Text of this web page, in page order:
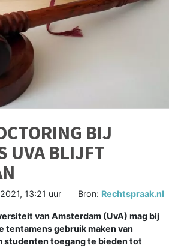
BIJ
UVA BLIJFT
13:21 uur Bron: Rechtspraak.nl
van Amsterdam (UvA) mag bij
tentamens gebruik maken van
studenten toegang te bieden tot